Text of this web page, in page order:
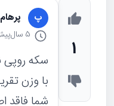
1
پ
5 سال
شما فاقد